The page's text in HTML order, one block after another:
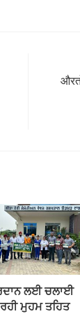
ਲਈ ਚਲਾਈ
ਮੁਹਮ ਤਹਿਤ